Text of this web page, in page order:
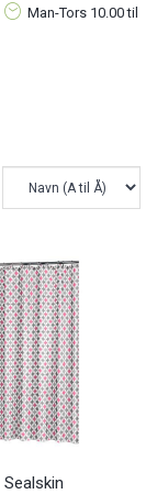
Man-Tors 10.00 til
Sealskin